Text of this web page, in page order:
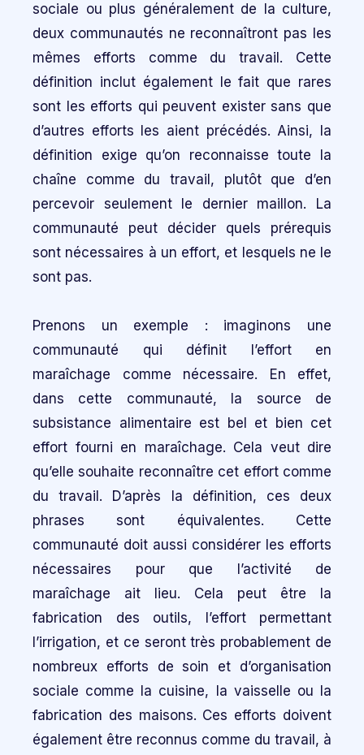
sociale ou plus généralement de la culture,
deux communautés ne reconnaîtront pas les
mêmes efforts comme du travail. Cette
définition inclut également le fait que rares
sont les efforts qui peuvent exister sans que
d’autres efforts les aient précédés. Ainsi, la
définition exige qu’on reconnaisse toute la
chaîne comme du travail, plutôt que d’en
percevoir seulement le dernier maillon. La
communauté peut décider quels prérequis
sont nécessaires à un effort, et lesquels ne le
sont pas.
Prenons un exemple : imaginons une
communauté qui définit l’effort en
maraîchage comme nécessaire. En effet,
dans cette communauté, la source de
subsistance alimentaire est bel et bien cet
effort fourni en maraîchage. Cela veut dire
qu’elle souhaite reconnaître cet effort comme
du travail. D’après la définition, ces deux
phrases sont équivalentes. Cette
communauté doit aussi considérer les efforts
nécessaires pour que l’activité de
maraîchage ait lieu. Cela peut être la
fabrication des outils, l’effort permettant
l’irrigation, et ce seront très probablement de
nombreux efforts de soin et d’organisation
sociale comme la cuisine, la vaisselle ou la
fabrication des maisons. Ces efforts doivent
également être reconnus comme du travail, à